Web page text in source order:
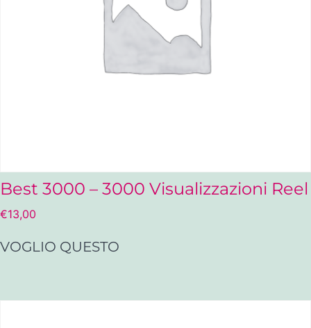
Best 3000 – 3000 Visualizzazioni Reel
€13,00
VOGLIO QUESTO